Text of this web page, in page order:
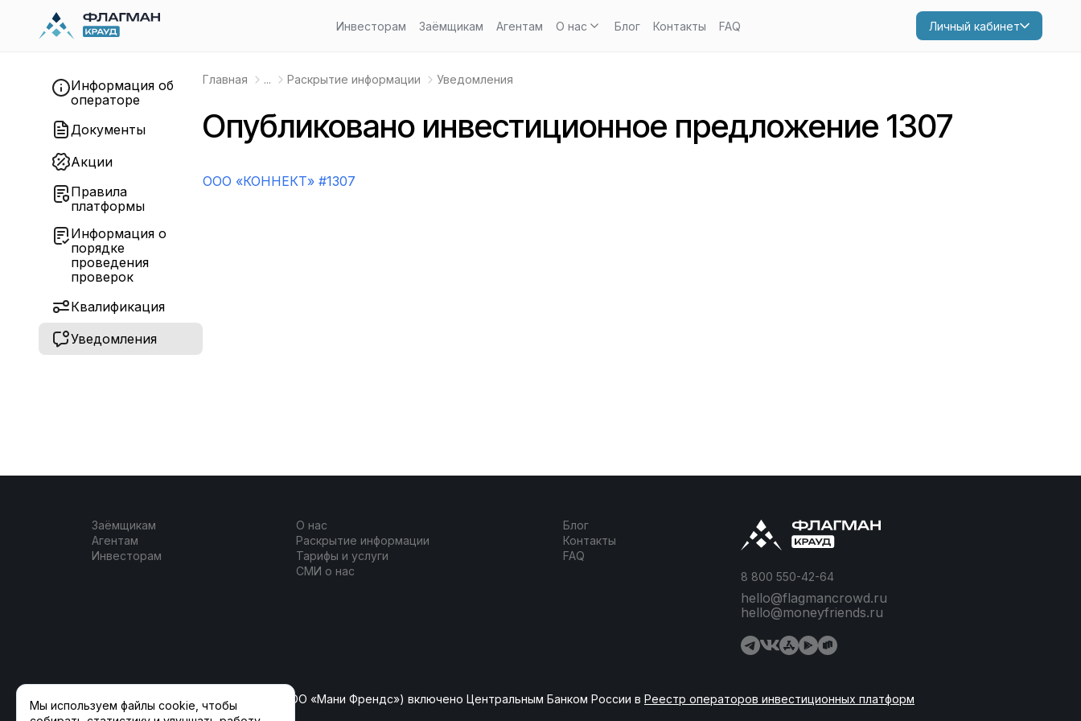
Инвесторам Заёмщикам Агентам О нас Блог Контакты FAQ Личный кабинет
Мы используем файлы cookie, чтобы
Информация об
операторе
Документы
Акции
Правила
платформы
Информация о
порядке
проведения
проверок
Квалификация
Уведомления
Главная ... Раскрытие информации Уведомления
Опубликовано инвестиционное предложение 1307
OOO «КОННЕКТ» #1307
Заёмщикам
Агентам
Инвесторам
О нас
Раскрытие информации
Тарифы и услуги
СМИ о нас
Блог
Контакты
FAQ
8 800 550-42-64
hello@flagmancrowd.ru
hello@moneyfriends.ru
ООО «ФлагманКрауд» (ранее ООО «Мани Френдс») включено Центральным Банком России в Реестр операторов инвестиционных платформ